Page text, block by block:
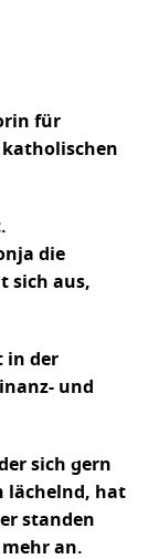
für
katholischen
die
sich aus,
in der
und
sich gern
lächelnd, hat
standen
an.